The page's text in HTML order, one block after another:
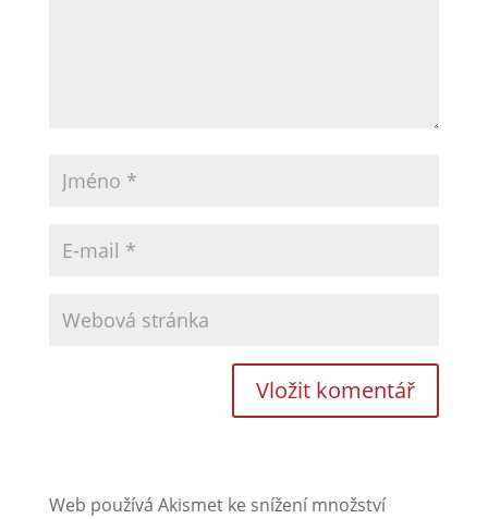
Web používá Akismet ke snížení množství